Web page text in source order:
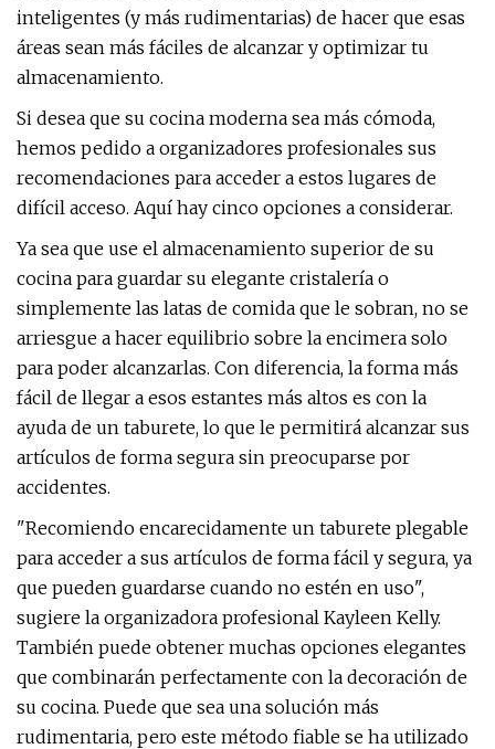
inteligentes (y más rudimentarias) de hacer que esas
áreas sean más fáciles de alcanzar y optimizar tu
almacenamiento.
Si desea que su cocina moderna sea más cómoda,
hemos pedido a organizadores profesionales sus
recomendaciones para acceder a estos lugares de
difícil acceso. Aquí hay cinco opciones a considerar.
Ya sea que use el almacenamiento superior de su
cocina para guardar su elegante cristalería o
simplemente las latas de comida que le sobran, no se
arriesgue a hacer equilibrio sobre la encimera solo
para poder alcanzarlas. Con diferencia, la forma más
fácil de llegar a esos estantes más altos es con la
ayuda de un taburete, lo que le permitirá alcanzar sus
artículos de forma segura sin preocuparse por
accidentes.
"Recomiendo encarecidamente un taburete plegable
para acceder a sus artículos de forma fácil y segura, ya
que pueden guardarse cuando no estén en uso",
sugiere la organizadora profesional Kayleen Kelly.
También puede obtener muchas opciones elegantes
que combinarán perfectamente con la decoración de
su cocina. Puede que sea una solución más
rudimentaria, pero este método fiable se ha utilizado